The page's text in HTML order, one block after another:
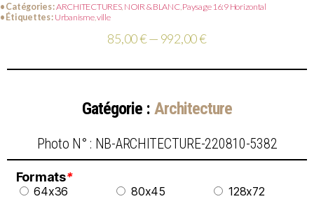
• Catégories :ARCHITECTURES, NOIR & BLANC, Paysage 16:9 Horizontal
• Étiquettes : Urbanisme, ville
85,00 € — 992,00 €
Gatégorie : Architecture
Photo N° : NB-ARCHITECTURE-220810-5382
Formats*
64x36 80x45
128x72